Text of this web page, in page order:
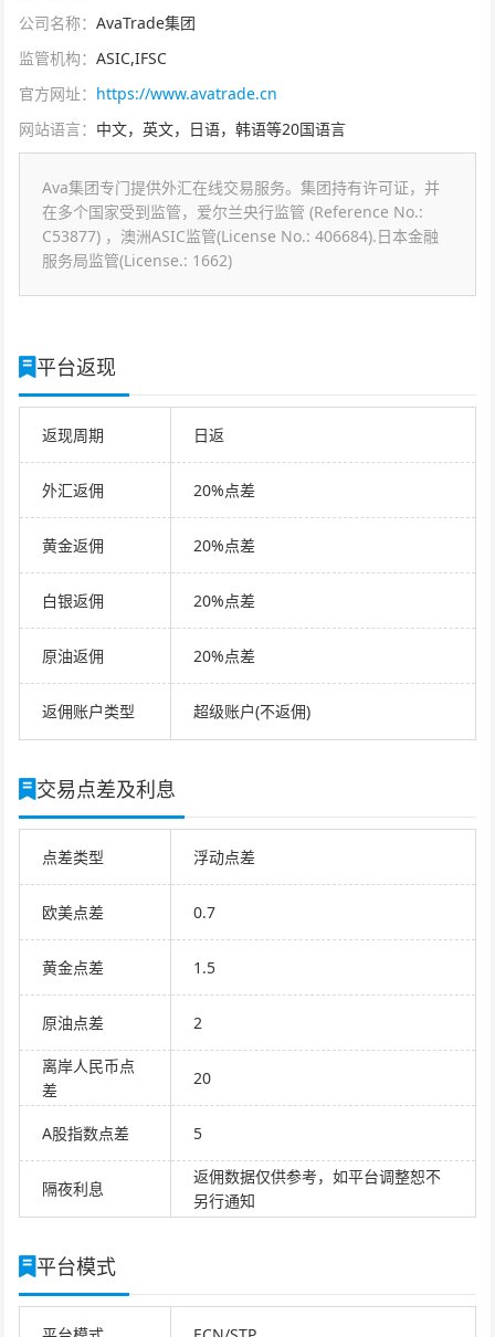
公司名称： AvaTrade集团
监管机构： ASIC,IFSC
官方网址： https://www.avatrade.cn
网站语言： 中文，英文，日语，韩语等20国语言
Ava集团专门提供外汇在线交易服务。集团持有许可证，并
在多个国家受到监管，爱尔兰央行监管 (Reference No.:
C53877) ，澳洲ASIC监管(License No.: 406684).日本金融
服务局监管(License.: 1662)
平台返现
返现周期 日返
外汇返佣 20%点差
黄金返佣 20%点差
白银返佣 20%点差
原油返佣 20%点差
返佣账户类型 超级账户(不返佣)
交易点差及利息
点差类型 浮动点差
欧美点差 0.7
黄金点差 1.5
原油点差 2
离岸人民币点
差
20
A股指数点差 5
隔夜利息
返佣数据仅供参考，如平台调整恕不
另行通知
平台模式